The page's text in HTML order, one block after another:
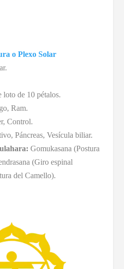
o Plexo Solar
loto de 10 pétalos.
Ram.
Control.
Páncreas, Vesícula biliar.
Gomukasana (Postura
(Giro espinal
del Camello).